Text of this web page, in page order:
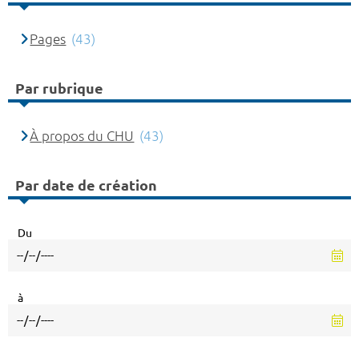
Pages (43)
Par rubrique
À propos du CHU (43)
Par date de création
Du
à